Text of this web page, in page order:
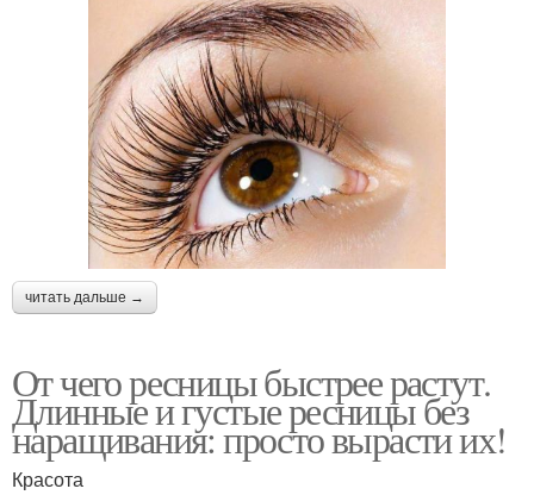
читать дальше →
От чего ресницы быстрее растут.
Длинные и густые ресницы без
наращивания: просто вырасти их!
Красота